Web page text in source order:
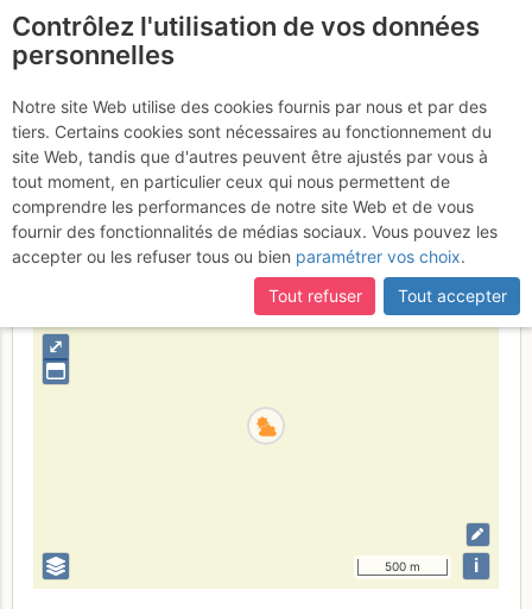
Chli Bielenhorn : RORU
Samedi 15 juillet 2017
Suisse Uri Alpes Uranaises
⤢
500 m i
Contrôlez l'utilisation de vos données
personnelles
Notre site Web utilise des cookies fournis par nous et par des
tiers. Certains cookies sont nécessaires au fonctionnement du
site Web, tandis que d'autres peuvent être ajustés par vous à
tout moment, en particulier ceux qui nous permettent de
comprendre les performances de notre site Web et de vous
fournir des fonctionnalités de médias sociaux. Vous pouvez les
accepter ou les refuser tous ou bien paramétrer vos choix.
Tout refuser
Tout accepter